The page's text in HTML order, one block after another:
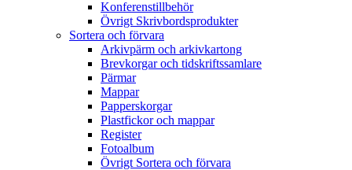
Konferenstillbehör
Övrigt Skrivbordsprodukter
Sortera och förvara
Arkivpärm och arkivkartong
Brevkorgar och tidskriftssamlare
Pärmar
Mappar
Papperskorgar
Plastfickor och mappar
Register
Fotoalbum
Övrigt Sortera och förvara